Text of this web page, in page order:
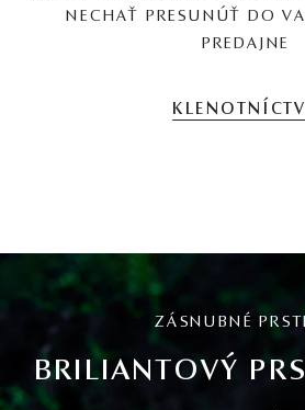
NECHAŤ PRESUNÚŤ DO
PREDAJNE
ZÁSNUBNÉ
BRILIANTOVÝ